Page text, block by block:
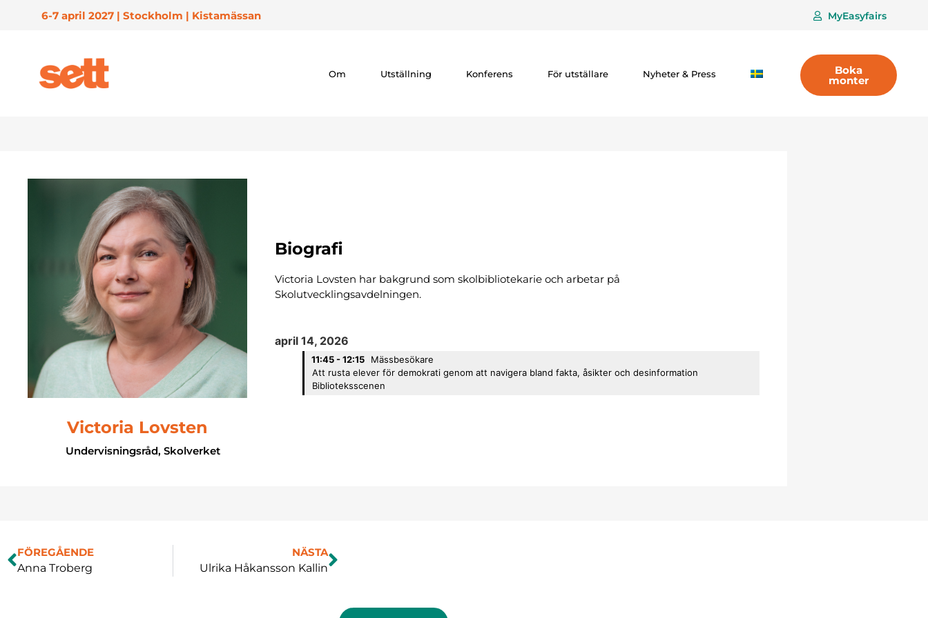
6-7 april 2027 | Stockholm | Kistamässan MyEasyfairs
Om Utställning Konferens För utställare Nyheter & Press Boka
monter
Victoria Lovsten
Undervisningsråd, Skolverket
Biografi
Victoria Lovsten har bakgrund som skolbibliotekarie och arbetar på
Skolutvecklingsavdelningen.
april 14, 2026
11:45 - 12:15
Mässbesökare
Att rusta elever för demokrati genom att navigera bland fakta, åsikter och desinformation
Biblioteksscenen
FÖREGÅENDE
Anna Troberg
NÄSTA
Ulrika Håkansson Kallin